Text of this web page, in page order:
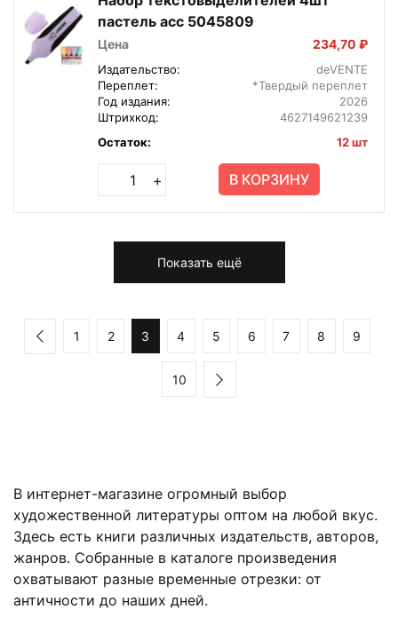
пастель асс 5045809
Цена 234,70 ₽
Издательство:
deVENTE
Переплет:
*Твердый переплет
Год издания:
2026
Штрихкод:
4627149621239
Остаток:
12 шт
+ В КОРЗИНУ
Показать ещё
1 2 3 4 5 6 7 8 9
10
В интернет-магазине огромный выбор
художественной литературы оптом на любой вкус.
Здесь есть книги различных издательств, авторов,
жанров. Собранные в каталоге произведения
охватывают разные временные отрезки: от
античности до наших дней.